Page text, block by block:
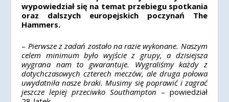
wypowiedział się na temat przebiegu spotkania
oraz dalszych europejskich poczynań The
Hammers.
– Pierwsze z zadań zostało na razie wykonane. Naszym
celem minimum było wyjście z grupy, a dzisiejsza
wygrana nam to gwarantuje. Wygraliśmy każdy z
dotychczasowych czterech meczów, ale druga połowa
uwydatniła nasze braki. Musimy się poprawić i zagrać
jeszcze lepiej przeciwko Southampton – powiedział